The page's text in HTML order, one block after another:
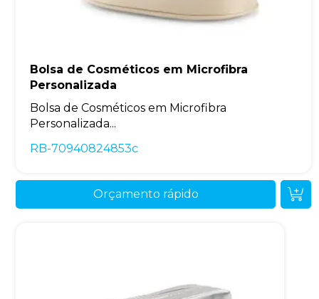
Bolsa de Cosméticos em Microfibra
Personalizada
Bolsa de Cosméticos em Microfibra
Personalizada...
RB-70940824853c
Orçamento rápido